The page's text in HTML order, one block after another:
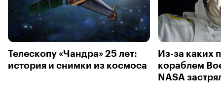
Телескопу «Чандра» 25 лет:
история и снимки из космоса
Из-за каких
кораблем
NASA